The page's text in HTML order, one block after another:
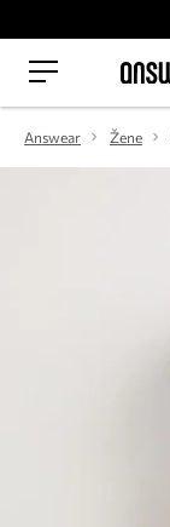
Answear Žene